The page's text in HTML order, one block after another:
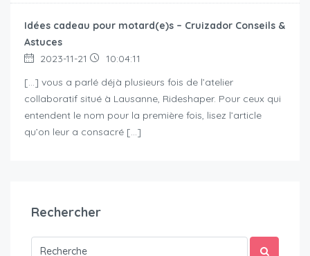
Idées cadeau pour motard(e)s – Cruizador Conseils &
Astuces
2023-11-21
10:04:11
[…] vous a parlé déjà plusieurs fois de l’atelier
collaboratif situé à Lausanne, Rideshaper. Pour ceux qui
entendent le nom pour la première fois, lisez l’article
qu’on leur a consacré […]
Rechercher